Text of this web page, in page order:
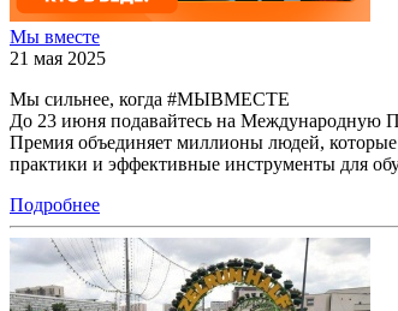
Мы вместе
21 мая 2025
Мы сильнее, когда #МЫВМЕСТЕ
До 23 июня подавайтесь на
Премия объединяет миллионы людей,
практики и эффективные инструменты для
Подробнее